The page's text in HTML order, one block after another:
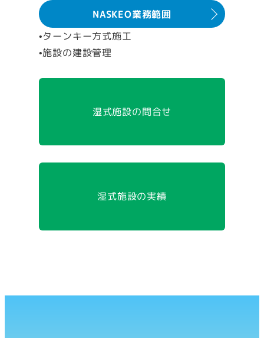
NASKEO業務範囲
•ターンキー方式施工
•施設の建設管理
湿式施設の問合せ
湿式施設の実績